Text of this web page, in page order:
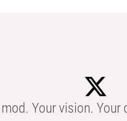
Your vision.